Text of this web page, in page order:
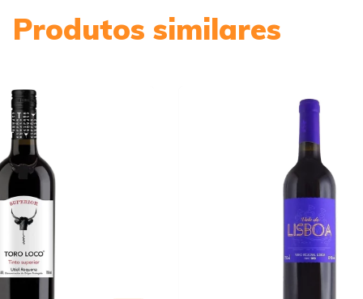
Produtos similares